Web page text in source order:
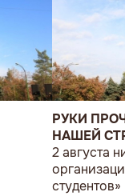
РУКИ
НАШЕЙ
2 августа